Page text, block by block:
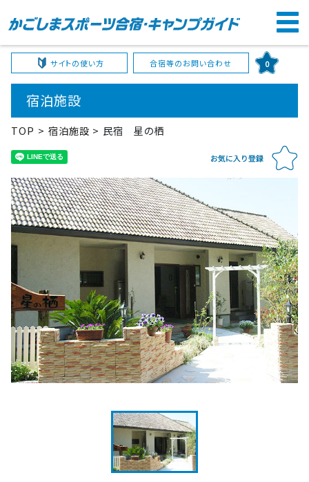
サイトの使い方 合宿等のお問い合わせ 0
宿泊施設
TOP 宿泊施設 民宿 星の栖